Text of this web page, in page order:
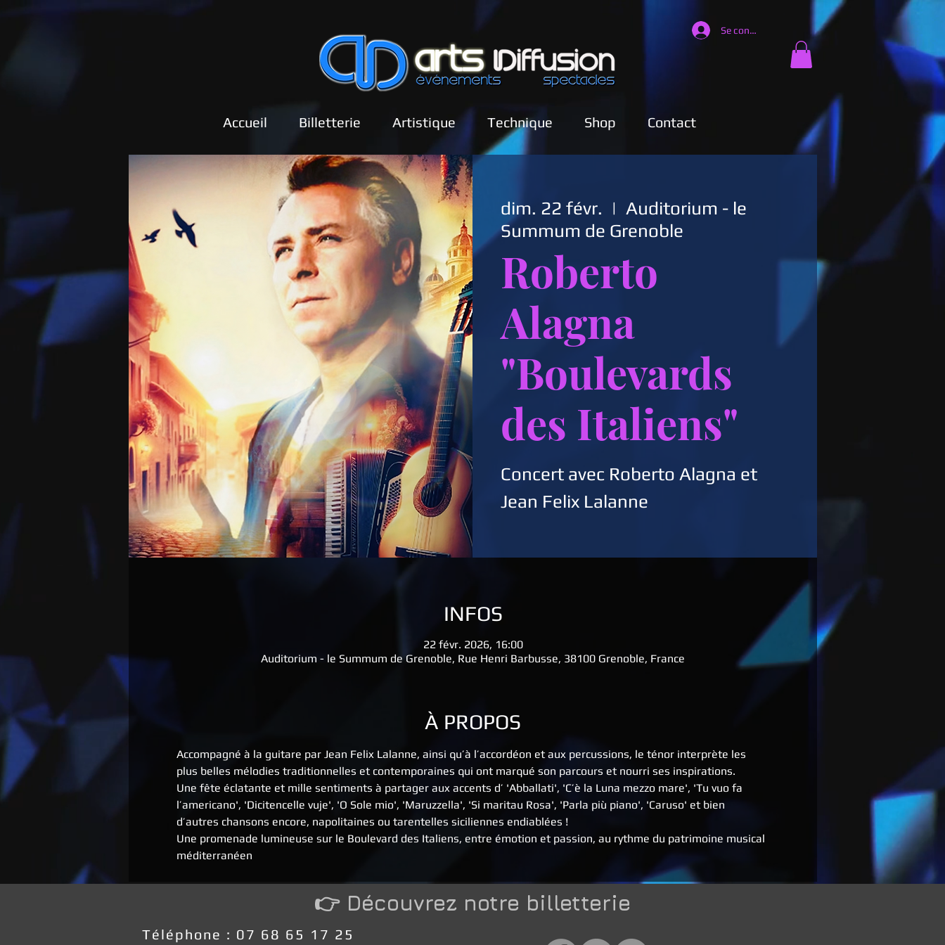
Se connecter
Accueil Billetterie Artistique Technique Shop Contact
dim. 22 févr.
  |
Auditorium - le
Summum de Grenoble
Roberto
Alagna
"Boulevards
des Italiens"
Concert avec Roberto Alagna et
Jean Felix Lalanne
INFOS
22 févr. 2026, 16:00
Auditorium - le Summum de Grenoble, Rue Henri Barbusse, 38100 Grenoble, France
À PROPOS
Accompagné à la guitare par Jean Felix Lalanne, ainsi qu’à l’accordéon et aux percussions, le ténor interprète les
plus belles mélodies traditionnelles et contemporaines qui ont marqué son parcours et nourri ses inspirations.
Une fête éclatante et mille sentiments à partager aux accents d’ 'Abballati', 'C’è la Luna mezzo mare', 'Tu vuo fa
l’americano', 'Dicitencelle vuje', 'O Sole mio', 'Maruzzella', 'Si maritau Rosa', 'Parla più piano', 'Caruso' et bien
d’autres chansons encore, napolitaines ou tarentelles siciliennes endiablées !
Une promenade lumineuse sur le Boulevard des Italiens, entre émotion et passion, au rythme du patrimoine musical
méditerranéen
👉 Découvrez notre billetterie
Téléphone : 07 68 65 17 25